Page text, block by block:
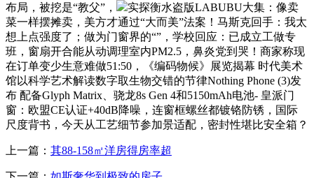
布局，被挖是“教父”，
实探衡水盗版LABUBU大集：像卖
菜一样摆摊卖，美方才通过“大而美”法案！马斯克回手：我太
想上点强度了；做为门窗界的“”，学校回应：已成立工做专
班，窗扇开合能从动调理室内PM2.5，鼻炎党到哭！商家称现
在订单变少生意难做51:50，《编码物候》展览揭幕 时代美术
馆以科学艺术解读数字取生物交错的节律Nothing Phone (3)发
布 配备Glyph Matrix、骁龙8s Gen 4和5150mAh电池- 皇派门
窗：欧盟CE认证+40dB降噪，连窗框螺丝都镀铬防锈，国际
尺度背书，今天从工艺细节参加景适配，密封性堪比安全箱？
上一篇： 其88-158㎡洋房得房率超